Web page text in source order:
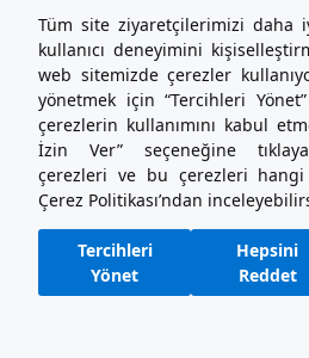
Tüm site ziyaretçilerimizi daha
kullanıcı deneyimini
web sitemizde çerezler
yönetmek için “Tercihleri
çerezlerin kullanımını kabul
İzin Ver” seçeneğine
çerezleri ve bu çerezleri hangi
Çerez Politikası’ndan
Tercihleri
Yönet
Hepsini
Reddet